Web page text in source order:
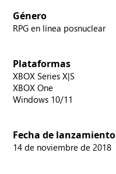
Género
RPG en línea posnuclear
Plataformas
XBOX Series X|S
XBOX One
Windows 10/11
Fecha de lanzamiento
14 de noviembre de 2018